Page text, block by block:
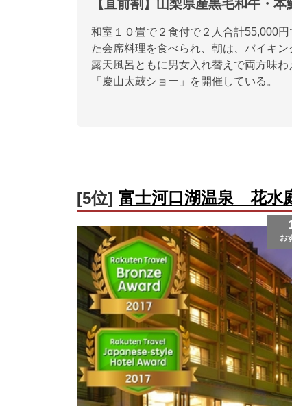
【直前割】山梨県産黒毛和牛・
和室１０畳で２食付で２人合計55,000
た会席料理を食べられ、朝は、バイキ
露天風呂ともに男女入れ替えで両方味
「慶山太鼓ショー」を開催している。
[5位] 富士河口湖温泉 花
お